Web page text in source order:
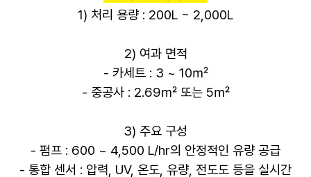
1) 처리 용량 : 200L ~ 2,000L
2) 여과 면적
- 카세트 : 3 ~ 10㎡
- 중공사 : 2.69㎡ 또는 5㎡
3) 주요 구성
- 펌프 : 600 ~ 4,500 L/hr의 안정적인 유량 공급
- 통합 센서 : 압력, UV, 온도, 유량, 전도도 등을 실시간